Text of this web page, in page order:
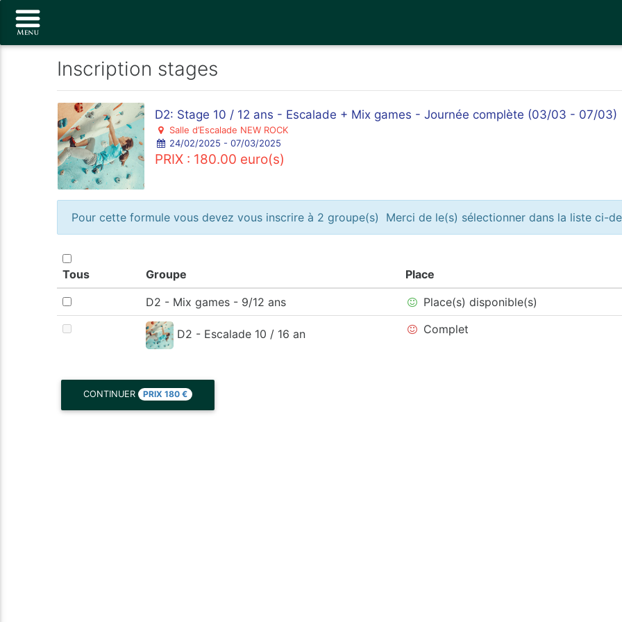
Inscription stages
D2: Stage 10 / 12 ans - Escalade + Mix games - Journée complète (03/03 - 07/03)
Salle d’Escalade NEW ROCK
24/02/2025 - 07/03/2025
PRIX : 180.00 euro(s)
Pour cette formule vous devez vous inscrire à 2 groupe(s) Merci de le(s) sélectionner dans la liste ci-
Tous Groupe
Place
D2 - Mix games - 9/12 ans
Place(s) disponible(s)
D2 - Escalade 10 / 16 an Complet
CONTINUER PRIX180€